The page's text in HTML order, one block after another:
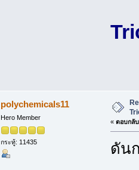
polychemicals11
Hero Member
กระทู้: 11435
« ตอบกลั
ดัน